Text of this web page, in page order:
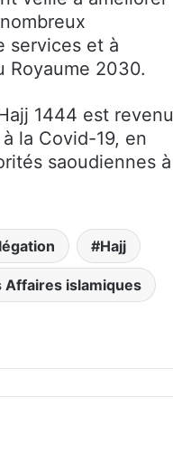
services et à
Royaume 2030.
1444 est revenu
la Covid-19, en
saoudiennes à
Hajj
Affaires islamiques